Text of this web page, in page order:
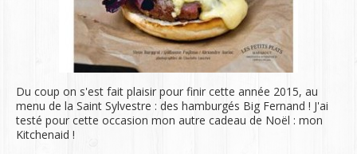
Du coup on s'est fait plaisir pour finir cette année 2015, au
menu de la Saint Sylvestre : des hamburgés Big Fernand ! J'ai
testé pour cette occasion mon autre cadeau de Noël : mon
Kitchenaid !